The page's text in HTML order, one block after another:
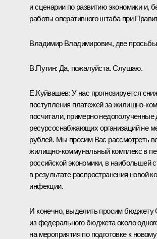
и сценарии по развитию экономики и,
работы оперативного штаба при
Владимир Владимирович, две
В.Путин: Да, пожалуйста. Слушаю.
Е.Куйвашев:У нас прогнозируется
поступления платежей за жилищно-
посчитали, примерно
ресурсоснабжающих организаций не
рублей. Мы просим Вас рассмотреть
жилищно-коммунальный комплекс в
российской экономики, в наибольшей
в результате распространения новой
инфекции.
И конечно, выделить просим бюджету
из федерального бюджета около
на мероприятия по подготовке к